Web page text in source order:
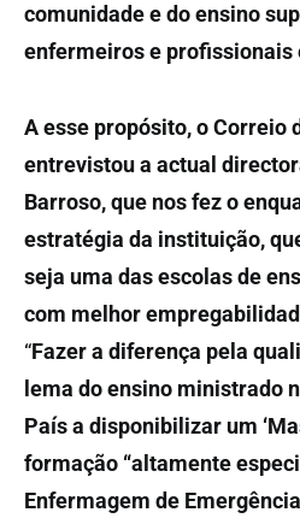
comunidade e do ensino
enfermeiros e profissionais
A esse propósito, o Correio
entrevistou a actual
Barroso, que nos fez o
estratégia da instituição,
seja uma das escolas de
com melhor
“Fazer a diferença pela
lema do ensino ministrado
País a disponibilizar um
formação “altamente
Enfermagem de